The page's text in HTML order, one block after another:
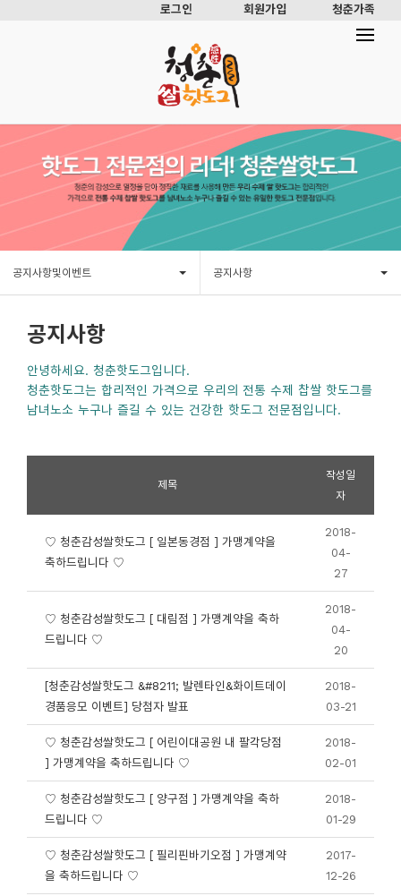
로그인 회원가입 청춘가족
공지사항및이벤트 공지사항
공지사항
안녕하세요. 청춘핫도그입니다.
청춘핫도그는 합리적인 가격으로 우리의 전통 수제 찹쌀 핫도그를
남녀노소 누구나 즐길 수 있는 건강한 핫도그 전문점입니다.
제목
작성일
자
♡ 청춘감성쌀핫도그 [ 일본동경점 ] 가맹계약을
축하드립니다 ♡
2018-
04-
27
♡ 청춘감성쌀핫도그 [ 대림점 ] 가맹계약을 축하
드립니다 ♡
2018-
04-
20
[청춘감성쌀핫도그 &#8211; 발렌타인&화이트데이
경품응모 이벤트] 당첨자 발표
2018-
03-21
♡ 청춘감성쌀핫도그 [ 어린이대공원 내 팔각당점
] 가맹계약을 축하드립니다 ♡
2018-
02-01
♡ 청춘감성쌀핫도그 [ 양구점 ] 가맹계약을 축하
드립니다 ♡
2018-
01-29
♡ 청춘감성쌀핫도그 [ 필리핀바기오점 ] 가맹계약
을 축하드립니다 ♡
2017-
12-26